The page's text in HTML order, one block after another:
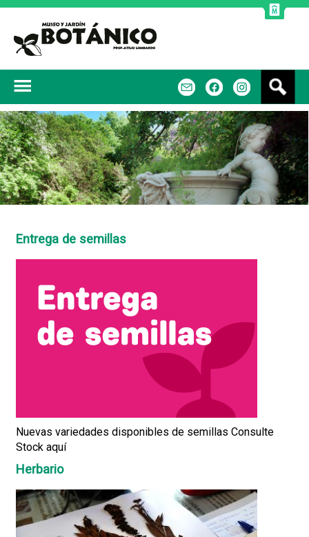
Entrega de semillas
Nuevas variedades disponibles de semillas Consulte
Stock aquí
Herbario
s
c
a
r